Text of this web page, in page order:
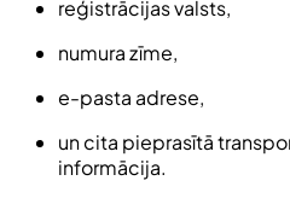
reģistrācijas valsts,
numura zīme,
e-pasta adrese,
un cita pieprasītā
informācija.